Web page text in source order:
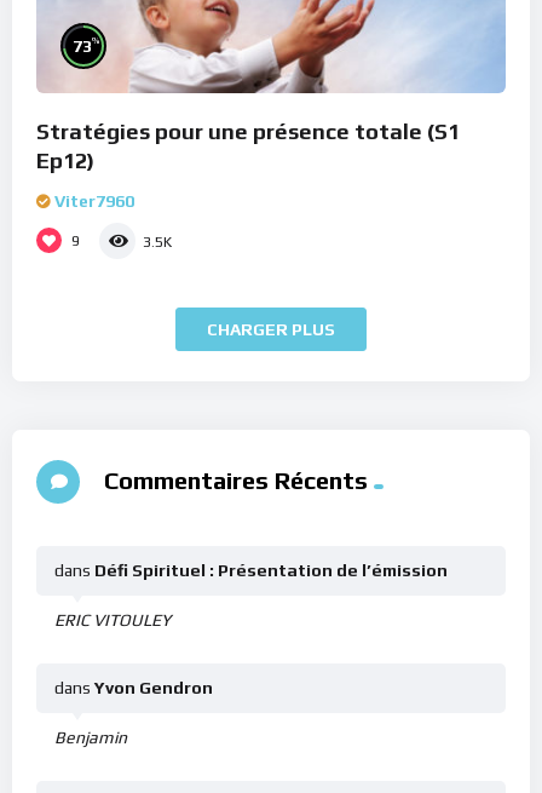
73%
Stratégies pour une présence totale (S1
Ep12)
Viter7960
9 3.5K
CHARGER PLUS
Commentaires Récents
ERIC VITOULEY
dans Défi Spirituel : Présentation de l’émission
Benjamin
dans Yvon Gendron